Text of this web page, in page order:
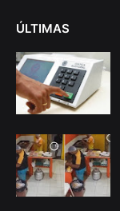
ÚLTIMAS